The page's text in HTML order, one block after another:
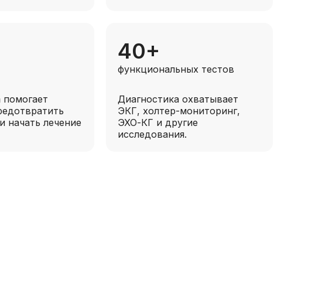
функциональных тестов
Диагностика охватывает
ЭКГ, холтер-мониторинг,
ЭХО-КГ и другие
исследования.
40+
помогает
начать лечение